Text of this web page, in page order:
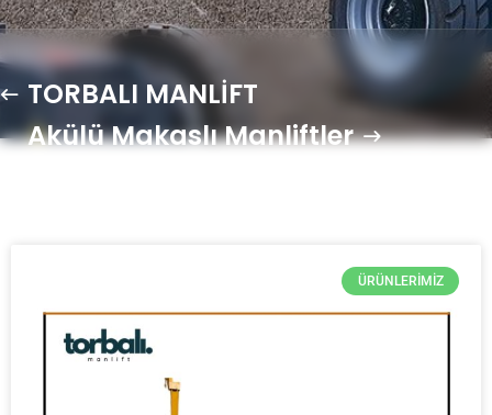
TORBALI MANLİFT
Akülü Makaslı Manliftler
ÜRÜNLERIMIZ